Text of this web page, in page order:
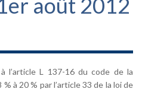
août 2012
l’article L 137-16 du code de la
à 20 % par l’article 33 de la loi de